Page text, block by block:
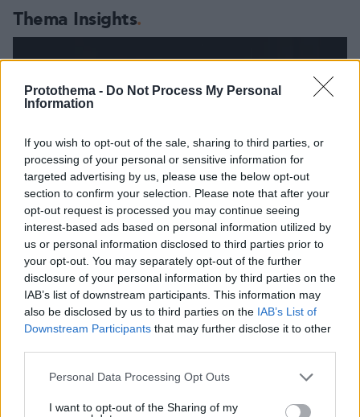
Protothema - Do Not Process My Personal
Information
If you wish to opt-out of the sale, sharing to third parties, or
processing of your personal or sensitive information for
targeted advertising by us, please use the below opt-out
section to confirm your selection. Please note that after your
opt-out request is processed you may continue seeing
interest-based ads based on personal information utilized by
us or personal information disclosed to third parties prior to
your opt-out. You may separately opt-out of the further
disclosure of your personal information by third parties on the
IAB’s list of downstream participants. This information may
also be disclosed by us to third parties on the IAB’s List of
Downstream Participants that may further disclose it to other
Please note that this website/app uses one or more Google
not limited to your visit or usage behaviour. You may click to
Personal Data Processing Opt Outs
I want to opt-out of the Sharing of my
Thema Insights
Το μέλλον της τεχνολογίας